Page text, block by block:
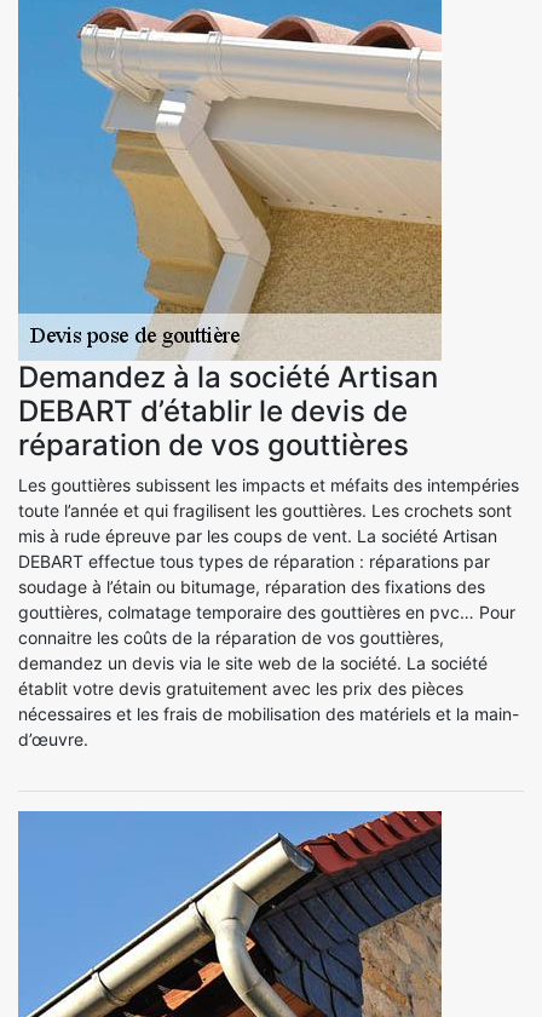
Demandez à la société Artisan
DEBART d’établir le devis de
réparation de vos gouttières
Les gouttières subissent les impacts et méfaits des intempéries
toute l’année et qui fragilisent les gouttières. Les crochets sont
mis à rude épreuve par les coups de vent. La société Artisan
DEBART effectue tous types de réparation : réparations par
soudage à l’étain ou bitumage, réparation des fixations des
gouttières, colmatage temporaire des gouttières en pvc… Pour
connaitre les coûts de la réparation de vos gouttières,
demandez un devis via le site web de la société. La société
établit votre devis gratuitement avec les prix des pièces
nécessaires et les frais de mobilisation des matériels et la main-
d’œuvre.